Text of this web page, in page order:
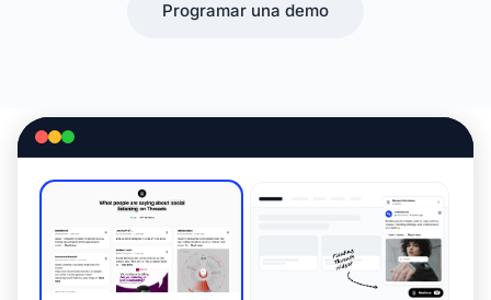
Programar una demo